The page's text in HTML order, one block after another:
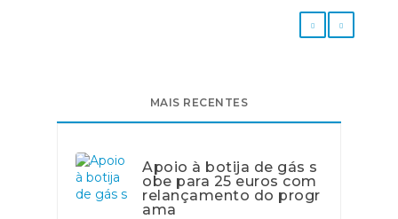
MAIS RECENTES
Apoio à botija de gás s
obe para 25 euros com
relançamento do progr
ama